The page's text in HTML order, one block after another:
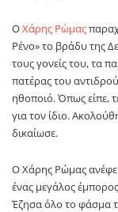
ΟΧάρης Ρώμας
Ρένο» το βράδυ της
τους γονείς του, τα
πατέρας του
ηθοποιό. Όπως είπε,
για τον ίδιο.
δικαίωσε.
Ο Χάρης Ρώμας
ένας μεγάλος
Έζησα όλο το φάσμα